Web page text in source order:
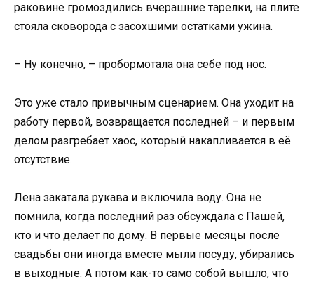
раковине громоздились вчерашние тарелки, на плите
стояла сковорода с засохшими остатками ужина.
– Ну конечно, – пробормотала она себе под нос.
Это уже стало привычным сценарием. Она уходит на
работу первой, возвращается последней – и первым
делом разгребает хаос, который накапливается в её
отсутствие.
Лена закатала рукава и включила воду. Она не
помнила, когда последний раз обсуждала с Пашей,
кто и что делает по дому. В первые месяцы после
свадьбы они иногда вместе мыли посуду, убирались
в выходные. А потом как-то само собой вышло, что